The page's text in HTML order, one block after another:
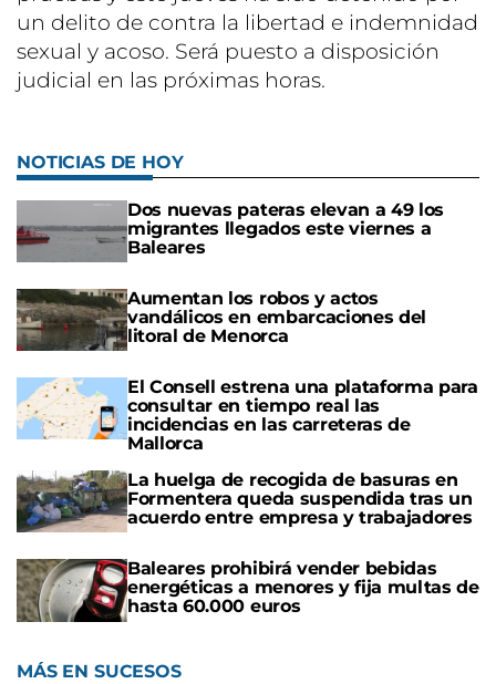
un delito de contra la libertad e indemnidad
sexual y acoso. Será puesto a disposición
judicial en las próximas horas.
NOTICIAS DE HOY
Dos nuevas pateras elevan a 49 los
migrantes llegados este viernes a
Baleares
Aumentan los robos y actos
vandálicos en embarcaciones del
litoral de Menorca
El Consell estrena una plataforma para
consultar en tiempo real las
incidencias en las carreteras de
Mallorca
La huelga de recogida de basuras en
Formentera queda suspendida tras un
acuerdo entre empresa y trabajadores
Baleares prohibirá vender bebidas
energéticas a menores y fija multas de
hasta 60.000 euros
MÁS EN SUCESOS